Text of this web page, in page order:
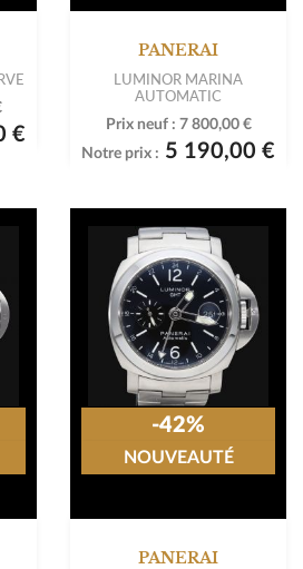
€
PANERAI
LUMINOR MARINA
AUTOMATIC
Prix neuf : 7 800,00 €
Notre prix : 5 190,00 €
PANERAI
-42%
NOUVEAUTÉ